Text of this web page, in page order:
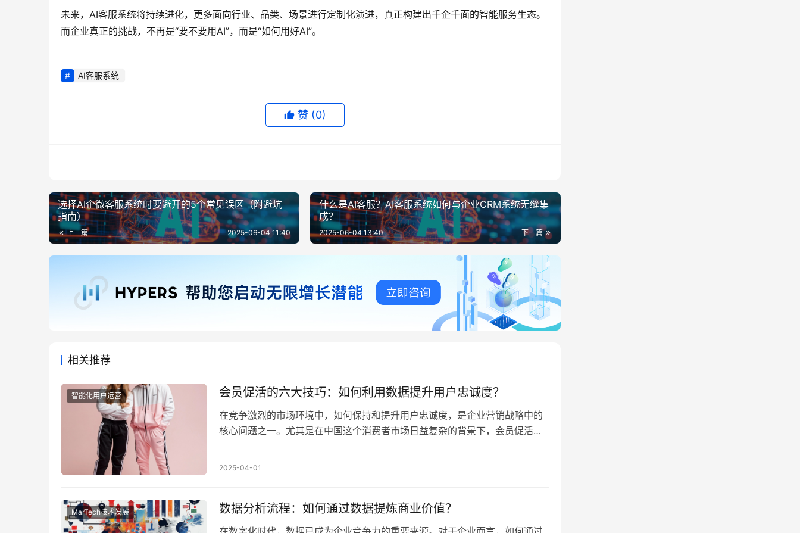
未来，AI客服系统将持续进化，更多面向行业、品类、场景进行定制化演进，真正构建出千企千面的智能服务生态。
而企业真正的挑战，不再是“要不要用AI”，而是“如何用好AI”。
AI客服系统
赞 (0)
选择AI企微客服系统时要避开的5个常见误区（附避坑
指南）
上一篇 2025-06-04 11:40
什么是AI客服？AI客服系统如何与企业CRM系统无缝集
成？
下一篇
2025-06-04 13:40
相关推荐
智能化用户运营 会员促活的六大技巧：如何利用数据提升用户忠诚度？
在竞争激烈的市场环境中，如何保持和提升用户忠诚度，是企业营销战略中的
核心问题之一。尤其是在中国这个消费者市场日益复杂的背景下，会员促活成
2025-04-01
MarTech技术发展 数据分析流程：如何通过数据提炼商业价值？